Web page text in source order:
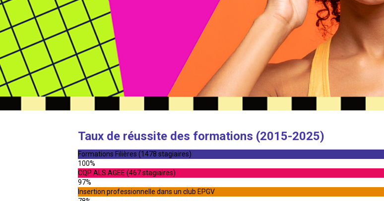
Taux de réussite des formations (2015-2025)
Formations Filières (1478 stagiaires)
100%
CQP ALS AGEE (467 stagiaires)
97%
Insertion professionnelle dans un club EPGV